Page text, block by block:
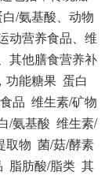
/氨基酸、动物
动营养食品、维
其他膳食营养补
能糖果  蛋白
品  维生素/矿物
/氨基酸  维生素/
取物  菌/菇/酵素
脂肪酸/脂类  其